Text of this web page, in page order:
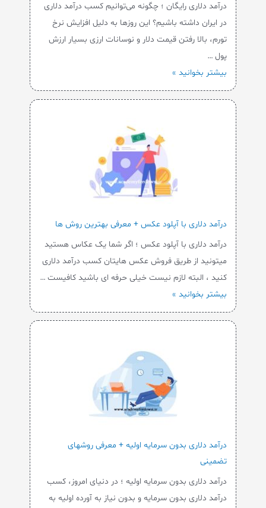
درآمد دلاری رایگان ؛ چگونه می‌توانیم کسب درآمد دلاری
در ایران داشته باشیم؟ این روزها به دلیل افزایش نرخ
تورم، بالا رفتن قیمت دلار و نوسانات ارزی بسیار ارزش
پول …
بیشتر بخوانید »
درآمد دلاری با آپلود عکس + معرفی بهترین روش ها
درآمد دلاری با آپلود عکس ؛ اگر شما یک عکاس هستید
میتونید از طریق فروش عکس هایتان کسب درآمد دلاری
کنید ، البته لازم نیست خیلی حرفه ای باشید کافیست …
بیشتر بخوانید »
درآمد دلاری بدون سرمایه اولیه + معرفی روشهای
تضمینی
درآمد دلاری بدون سرمایه اولیه ؛ در دنیای امروز، کسب
درآمد دلاری بدون سرمایه و بدون نیاز به آورده اولیه به